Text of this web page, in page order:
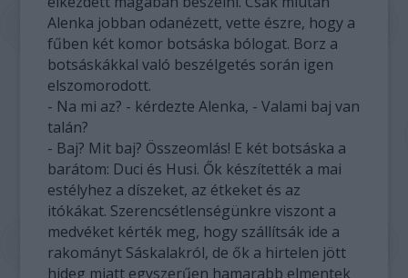
Alenka jobban odanézett, vette észre, hogy a
fűben két komor botsáska bólogat. Borz a
botsáskákkal való beszélgetés során igen
elszomorodott.
- Na mi az? - kérdezte Alenka, - Valami baj van
talán?
- Baj? Mit baj? Összeomlás! E két botsáska a
barátom: Duci és Husi. Ők készítették a mai
estélyhez a díszeket, az étkeket és az
itókákat. Szerencsétlenségünkre viszont a
medvéket kérték meg, hogy szállítsák ide a
rakományt Sáskalakról, de ők a hirtelen jött
hideg miatt egyszerűen hamarabb elmentek